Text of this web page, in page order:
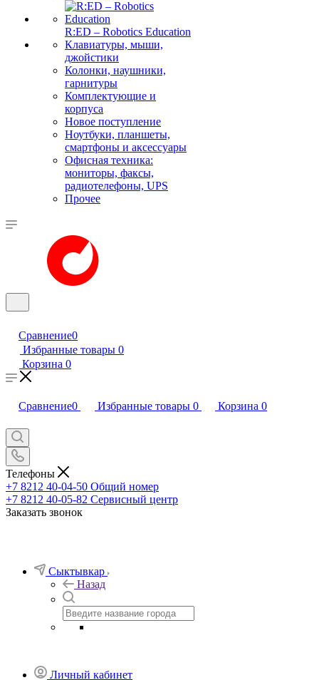
R:ED – Robotics Education
Клавиатуры, мыши,
джойстики
Колонки, наушники,
гарнитуры
Комплектующие и
корпуса
Новое поступление
Ноутбуки, планшеты,
смартфоны и аксессуары
Офисная техника:
мониторы, факсы,
радиотелефоны, UPS
Прочее
Сравнение0
Избранные товары 0
Корзина 0
Сравнение0 Избранные товары 0 Корзина 0
Телефоны
+7 8212 40-04-50 Общий номер
+7 8212 40-05-82 Сервисный центр
Заказать звонок
Сыктывкар
Назад
Личный кабинет